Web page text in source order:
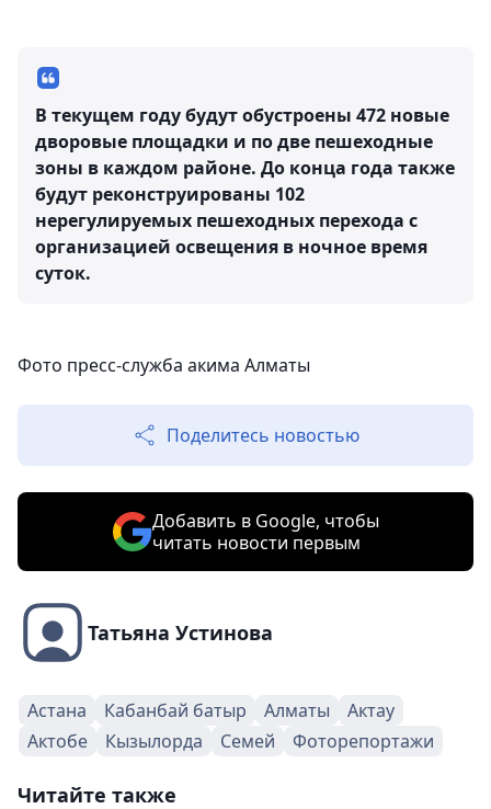
В текущем году будут обустроены 472 новые
дворовые площадки и по две пешеходные
зоны в каждом районе. До конца года также
будут реконструированы 102
нерегулируемых пешеходных перехода с
организацией освещения в ночное время
суток.
Фото пресс-служба акима Алматы
Поделитесь новостью
Добавить в Google, чтобы
читать новости первым
Татьяна Устинова
Астана Кабанбай батыр Алматы
Актау
Актобе
Кызылорда Семей Фоторепортажи
Читайте также